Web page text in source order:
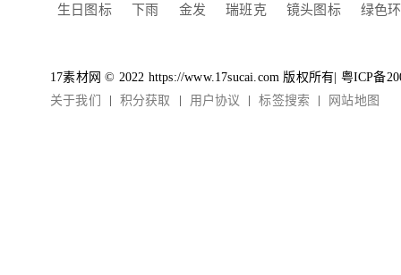
生日图标 下雨 金发 瑞班克 镜头图标 绿色
17素材网 © 2022 https://www.17sucai.com 版权所有| 粤ICP备
关于我们
积分获取 用户协议 标签搜索 网站地图